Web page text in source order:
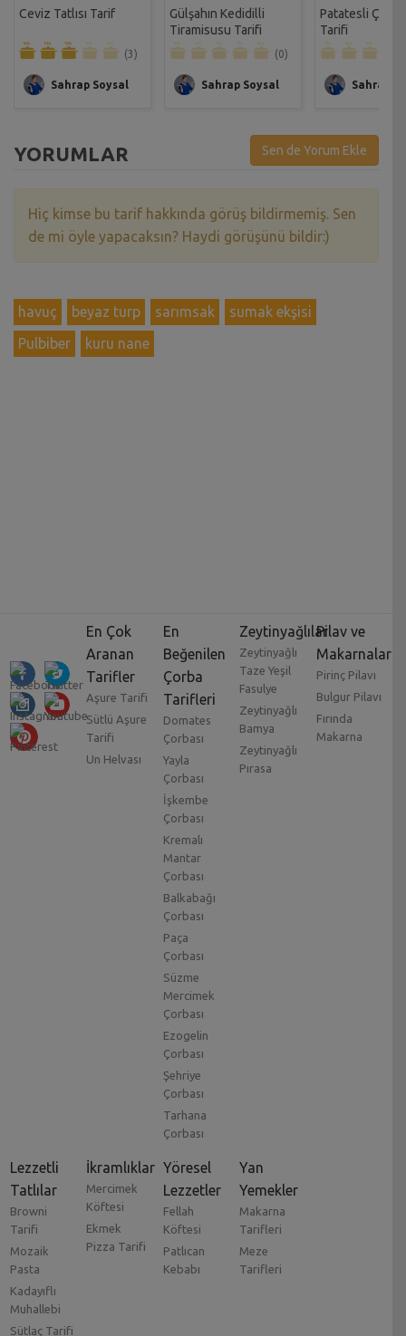
Ceviz Tatlısı Tarif
(3)
Sahrap Soysal
Gülşahın Kedidilli
Tiramisusu Tarifi
(0)
Sahrap Soysal
Patatesli Çıtır
Tarifi
Sahrap
YORUMLAR Sen de Yorum Ekle
Hiç kimse bu tarif hakkında görüş bildirmemiş. Sen
de mi öyle yapacaksın? Haydi görüşünü bildir:)
havuç beyaz turp sarımsak
sumak ekşisi
Pulbiber
kuru nane
En Çok
Aranan
Tarifler
Aşure Tarifi
Sütlü Aşure
Tarifi
Un Helvası
En
Beğenilen
Çorba
Tarifleri
Domates
Çorbası
Yayla
Çorbası
İşkembe
Çorbası
Kremalı
Mantar
Çorbası
Balkabağı
Çorbası
Paça
Çorbası
Süzme
Mercimek
Çorbası
Ezogelin
Çorbası
Şehriye
Çorbası
Tarhana
Çorbası
Zeytinyağlılar
Zeytinyağlı
Taze Yeşil
Fasulye
Zeytinyağlı
Bamya
Zeytinyağlı
Pırasa
Pilav ve
Makarnalar
Pirinç Pilavı
Bulgur Pilavı
Fırında
Makarna
Lezzetli
Tatlılar
Browni
Tarifi
Mozaik
Pasta
Kadayıflı
Muhallebi
Sütlaç Tarifi
İkramlıklar
Mercimek
Köftesi
Ekmek
Pizza Tarifi
Yöresel
Lezzetler
Fellah
Köftesi
Patlıcan
Kebabı
Yan
Yemekler
Makarna
Tarifleri
Meze
Tarifleri